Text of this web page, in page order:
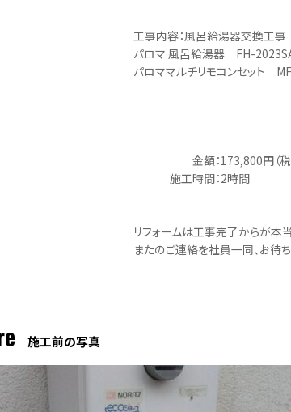
工事内容：風呂給湯器交換工事
パロマ 風呂給湯器 FH-
パロママルチリモコンセット
金額：173,800円（税
施工時間：2時間
リフォームは工事完了からが本
またのご連絡を社員一同、お待ち
施工前の写真